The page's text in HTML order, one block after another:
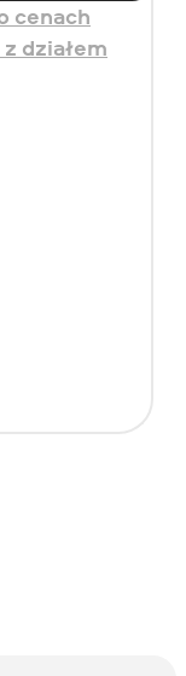
cenach
działem